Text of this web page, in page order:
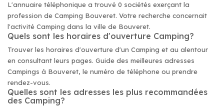
L'annuaire téléphonique a trouvé 0 sociétés exerçant la
profession de Camping Bouveret. Votre recherche concernait
l'activité Camping dans la ville de Bouveret.
Quels sont les horaires d'ouverture Camping?
Trouver les horaires d'ouverture d'un Camping et au alentour
en consultant leurs pages. Guide des meilleures adresses
Campings à Bouveret, le numéro de téléphone ou prendre
rendez-vous.
Quelles sont les adresses les plus recommandées
des Camping?